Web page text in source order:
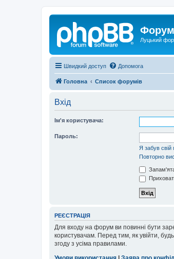
Форум
Луцький
Швидкий доступ Допомога
Головна Список форумів
Вхід
Ім'я користувача:
Пароль:
Я забув свій
Повторно
РЕЄСТРАЦІЯ
Для входу на форум ви повинні бути
користувачам. Перед тим, як увійти,
згоду з усіма правилами.